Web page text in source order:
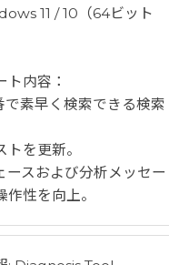
11 / 10（64ビット
ト内容：
で素早く検索できる検索
を更新。
ースおよび分析メッセー
性を向上。